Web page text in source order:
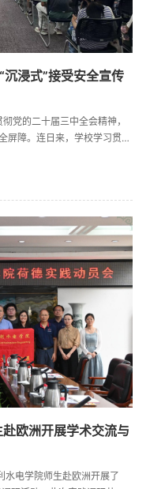
浸式”接受安全宣传
党的二十届三中全会精神，
屏障。连日来，学校学习贯彻
级本科新生宣讲校园安全以
抓好新生入校安全教育“第一
重点，校园安全同学们应......
赴欧洲开展学术交流与
水电学院师生赴欧洲开展了